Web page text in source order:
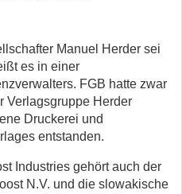
Manuel Herder sei
es in einer
FGB hatte zwar
Verlagsgruppe Herder
Druckerei und
entstanden.
Industries gehört auch der
N.V. und die slowakische